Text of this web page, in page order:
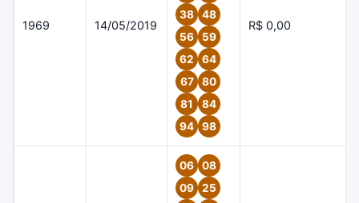
1969 14/05/2019
38
48
56
59
62
64
67
80
81
84
94
98
R$ 0,00
06
08
09
25